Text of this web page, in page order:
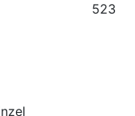
Brend 523
SSAbt